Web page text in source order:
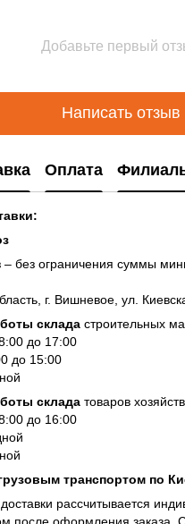
Добавьте первый
Написать отзыв
Оплата
без ограничения суммы
г. Вишневое, ул.
склада строительных
до 17:00
до 15:00
склада товаров
до 16:00
транспортом по
рассчитывается
после оформления заказа.